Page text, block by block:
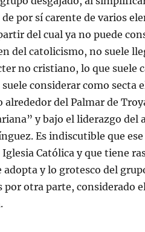
por sí carente de varios
del cual ya no puede
del catolicismo, no suele
no cristiano, lo que suele
considerar como secta
alrededor del Palmar de
y bajo el liderazgo del
Es indiscutible que
Iglesia Católica y que tiene
y lo grotesco del
por otra parte, considerado